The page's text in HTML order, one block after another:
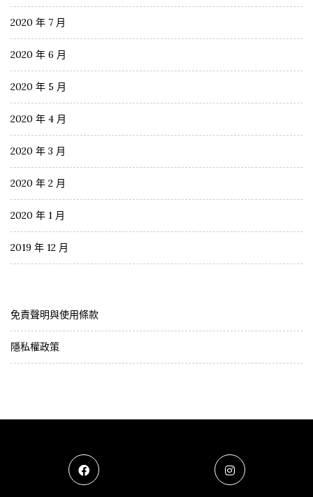
2020 年 7 月
2020 年 6 月
2020 年 5 月
2020 年 4 月
2020 年 3 月
2020 年 2 月
2020 年 1 月
2019 年 12 月
免責聲明與使用條款
隱私權政策